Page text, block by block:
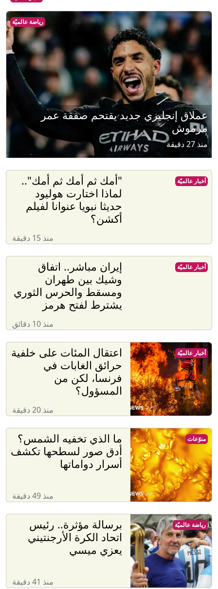
رياضة عالميّة
عملاق إنجليزي جديد يقتحم صفقة عمر
مرموش
منذ 27 دقيقة
"أمك ثم أمك ثم أمك"..
لماذا اختارت هوليود
حديثا نبويا عنوانا لفيلم
أكشن؟
منذ 15 دقيقة
أخبار عالميّة
إيران مباشر.. اتفاق
وشيك بين طهران
ومسقط والحرس الثوري
يشترط لفتح هرمز
منذ 10 دقائق
أخبار عالميّة
اعتقال المئات على خلفية
حرائق الغابات في
فرنسا، لكن من
المسؤول؟
منذ 20 دقيقة
أخبار عالميّة
ما الذي تخفيه الشمس؟
أدق صور لسطحها تكشف
أسرار دواماتها
منذ 49 دقيقة
منوّعات
برسالة مؤثرة.. رئيس
اتحاد الكرة الأرجنتيني
يعزي ميسي
منذ 41 دقيقة
رياضة عالميّة